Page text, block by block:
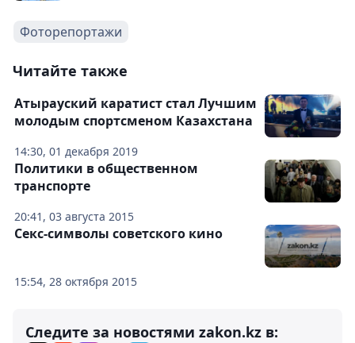
Фоторепортажи
Читайте также
14:30, 01 декабря 2019
Атырауский каратист стал Лучшим
молодым спортсменом Казахстана
20:41, 03 августа 2015
Политики в общественном
транспорте
15:54, 28 октября 2015
Секс-символы советского кино
Следите за новостями zakon.kz в: